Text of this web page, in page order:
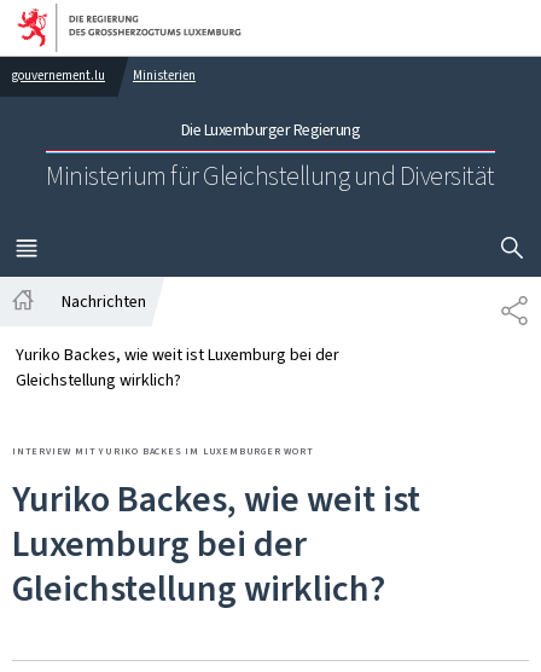
Zur Hauptnavigation
Zum Inhalt
gouvernement.lu Ministerien
Die Luxemburger Regierung
Ministerium für Gleichstellung und Diversität
MENÜ
HAUPT-
Nachrichten
Yuriko Backes, wie weit ist Luxemburg bei der
Gleichstellung wirklich?
Yuriko Backes, wie weit ist
Luxemburg bei der
Gleichstellung wirklich?
INTERVIEW MIT YURIKO BACKES IM LUXEMBURGER WORT